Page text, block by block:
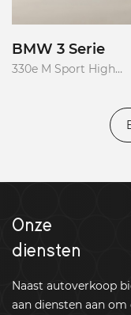
BMW 3 Serie
330e M Sport High
Onze
diensten
Naast autoverkoop
aan diensten aan